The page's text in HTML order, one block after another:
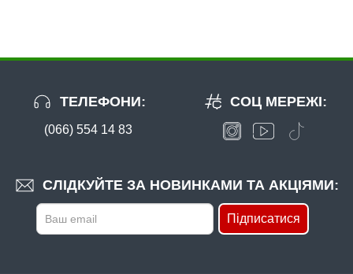
ТЕЛЕФОНИ:
(066) 554 14 83
СЛІДКУЙТЕ ЗА НОВИНКАМИ ТА АКЦІЯМИ:
Підписатися
СОЦ МЕРЕЖІ: